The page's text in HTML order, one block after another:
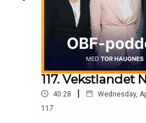
117. Vekstlandet
40:28 | Wednesday,
117